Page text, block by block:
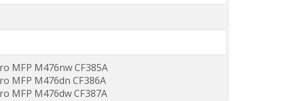
MFP M476nw CF385A
MFP M476dn CF386A
MFP M476dw CF387A